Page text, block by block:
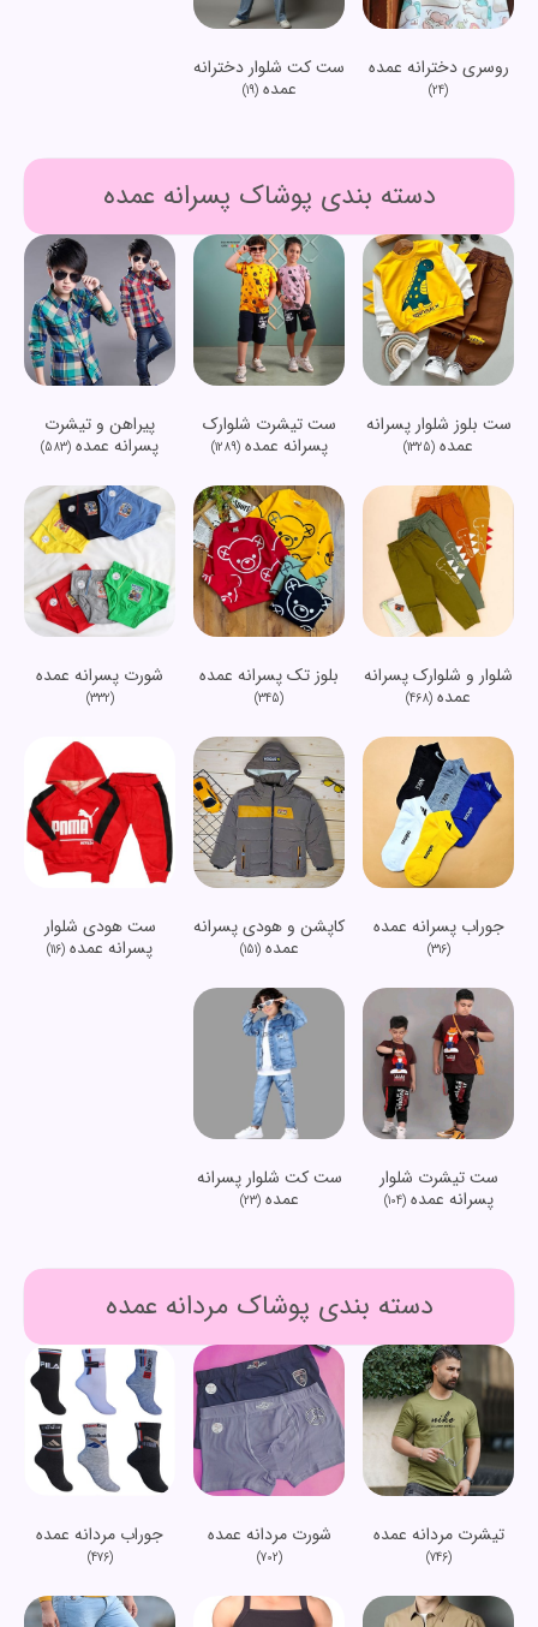
روسری دخترانه عمده
(24)
ست کت شلوار دخترانه
عمده(19)
دسته بندی پوشاک پسرانه عمده
ست بلوز شلوار پسرانه
عمده (1325)
ست تیشرت شلوارک
پسرانه عمده(1289)
پیراهن و تیشرت
پسرانه عمده (583)
شلوار و شلوارک پسرانه
عمده (468)
بلوز تک پسرانه عمده
(345)
شورت پسرانه عمده
(332)
جوراب پسرانه عمده
(316)
کاپشن و هودی پسرانه
عمده(151)
ست هودی شلوار
پسرانه عمده (116)
ست تیشرت شلوار
پسرانه عمده(104)
ست کت شلوار پسرانه
عمده(23)
دسته بندی پوشاک مردانه عمده
تیشرت مردانه عمده
(746)
شورت مردانه عمده
(702)
جوراب مردانه عمده
(476)